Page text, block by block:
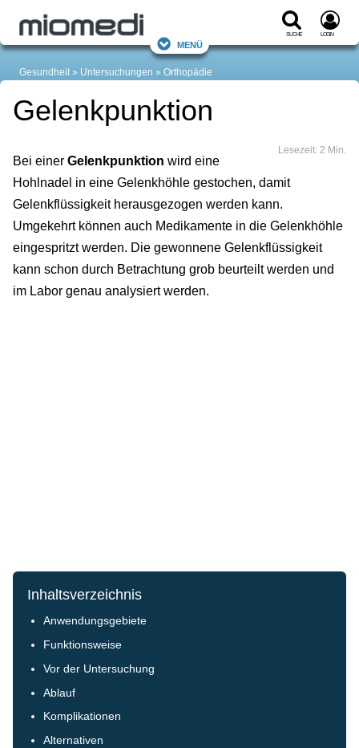
Suche Login
Menü
Gesundheit Untersuchungen Orthopädie
Gelenkpunktion
Lesezeit: 2 Min.
Bei einer Gelenkpunktion wird eine
Hohlnadel in eine Gelenkhöhle gestochen, damit
Gelenkflüssigkeit herausgezogen werden kann.
Umgekehrt können auch Medikamente in die Gelenkhöhle
eingespritzt werden. Die gewonnene Gelenkflüssigkeit
kann schon durch Betrachtung grob beurteilt werden und
im Labor genau analysiert werden.
Inhaltsverzeichnis
Anwendungsgebiete
Funktionsweise
Vor der Untersuchung
Ablauf
Komplikationen
Alternativen